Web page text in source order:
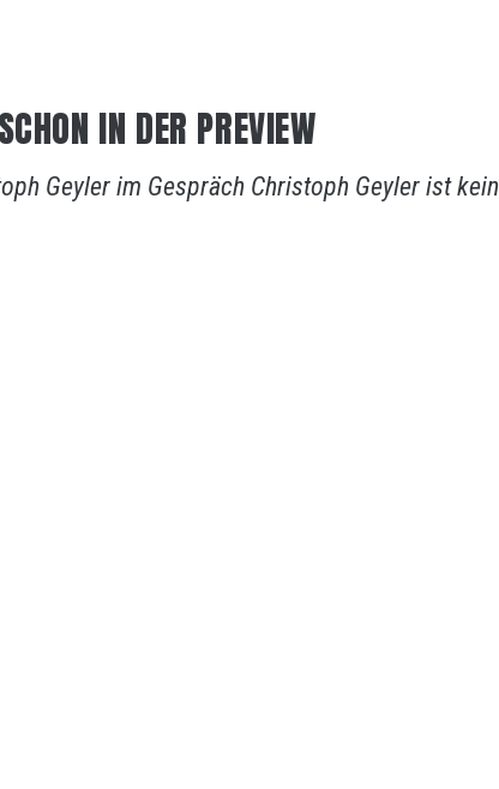
IN DER PREVIEW
Geyler im Gespräch Christoph Geyler ist kein